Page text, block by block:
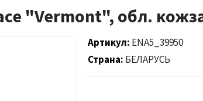
"Vermont", обл.
Артикул ENA5_39950
Страна БЕЛАРУСЬ